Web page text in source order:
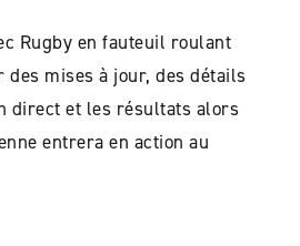
Rugby en fauteuil roulant
des mises à jour, des détails
direct et les résultats alors
entrera en action au